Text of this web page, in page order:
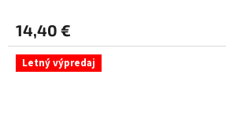
14,40 €
Letný výpredaj